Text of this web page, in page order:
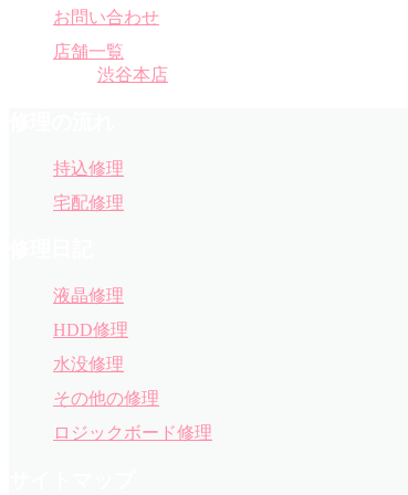
お問い合わせ
店舗一覧
渋谷本店
持込修理
宅配修理
液晶修理
HDD修理
水没修理
その他の修理
ロジックボード修理